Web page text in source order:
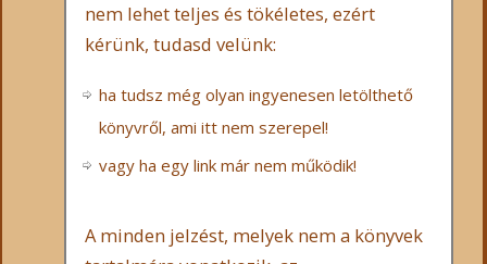
nem lehet teljes és tökéletes, ezért
kérünk, tudasd velünk:
ha tudsz még olyan ingyenesen letölthető
könyvről, ami itt nem szerepel!
vagy ha egy link már nem működik!
A minden jelzést, melyek nem a könyvek